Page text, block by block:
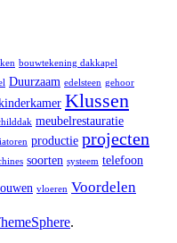
bouwtekening dakkapel
Duurzaam edelsteen gehoor
Klussen
meubelrestauratie
productie projecten
soorten systeem telefoon
vloeren Voordelen
.